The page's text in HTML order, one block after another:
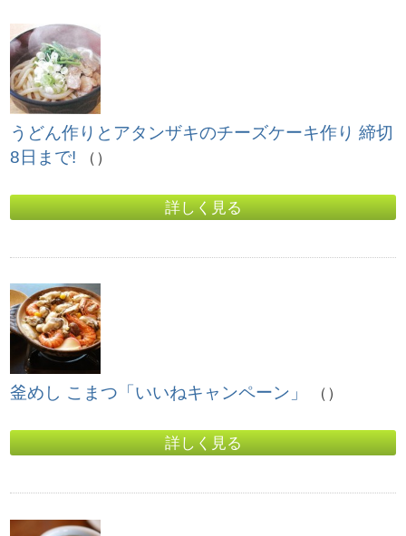
うどん作りとアタンザキのチーズケーキ作り 締切
8日まで! （）
詳しく見る
釜めし こまつ「いいねキャンペーン」 （）
詳しく見る